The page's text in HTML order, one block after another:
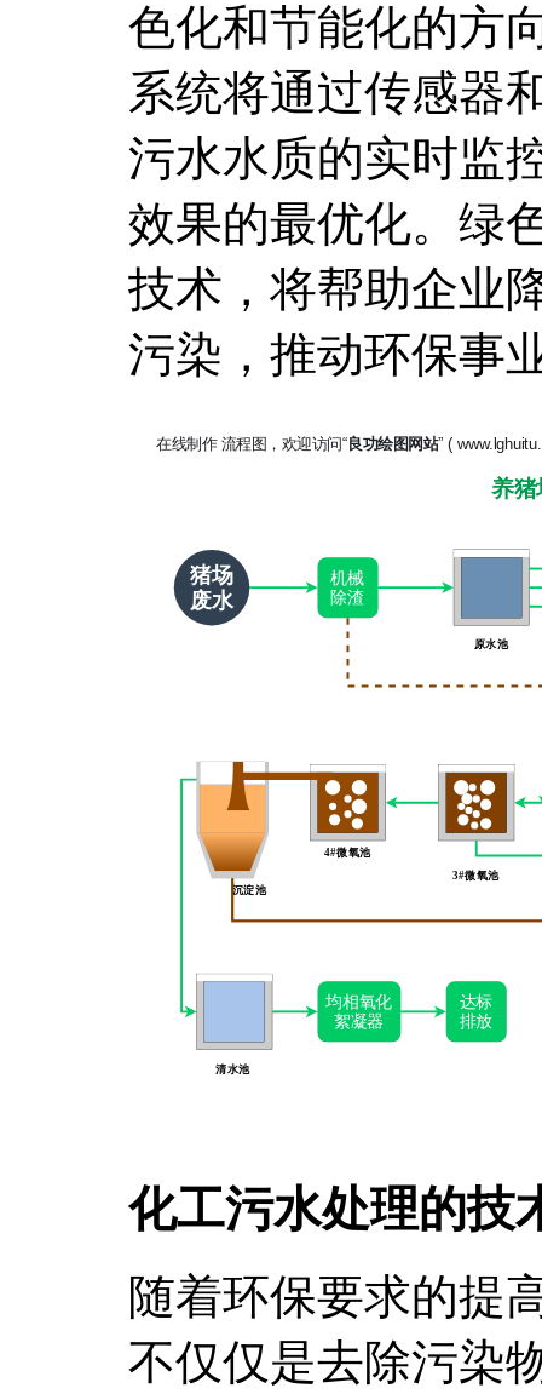
色化和节能化的方
系统将通过传感器
污水水质的实时监
效果的最优化。绿
技术，将帮助企业
污染，推动环保事
化工污水处理的技
随着环保要求的提
不仅仅是去除污染